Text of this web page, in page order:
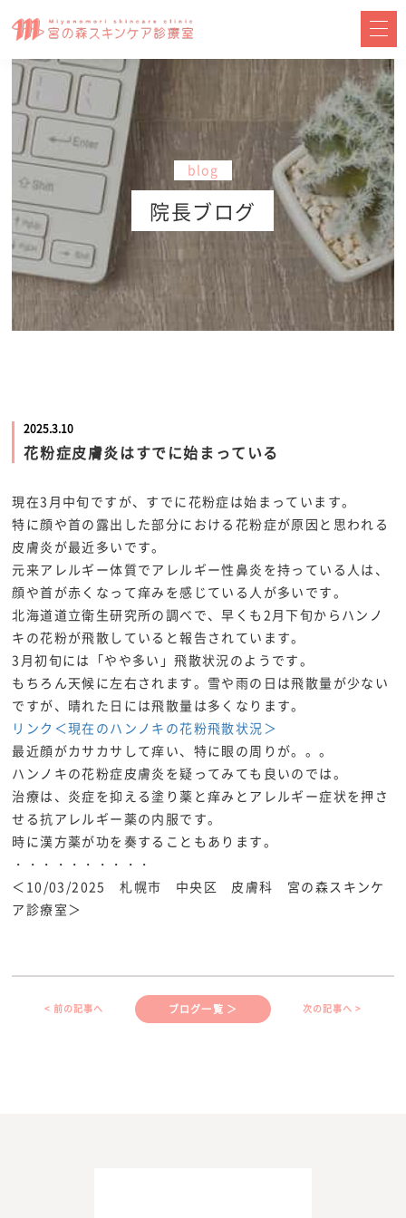
blog
院長ブログ
2025.3.10
花粉症皮膚炎はすでに始まっている
現在3月中旬ですが、すでに花粉症は始まっています。
特に顔や首の露出した部分における花粉症が原因と思われる
皮膚炎が最近多いです。
元来アレルギー体質でアレルギー性鼻炎を持っている人は、
顔や首が赤くなって痒みを感じている人が多いです。
北海道道立衛生研究所の調べで、早くも2月下旬からハンノ
キの花粉が飛散していると報告されています。
3月初旬には「やや多い」飛散状況のようです。
もちろん天候に左右されます。雪や雨の日は飛散量が少ない
ですが、晴れた日には飛散量は多くなります。
リンク＜現在のハンノキの花粉飛散状況＞
最近顔がカサカサして痒い、特に眼の周りが。。。
ハンノキの花粉症皮膚炎を疑ってみても良いのでは。
治療は、炎症を抑える塗り薬と痒みとアレルギー症状を押さ
せる抗アレルギー薬の内服です。
時に漢方薬が功を奏することもあります。
・・・・・・・・・・
＜10/03/2025 札幌市 中央区 皮膚科 宮の森スキンケ
ア診療室＞
< 前の記事へ ブログ一覧 ＞ 次の記事へ >